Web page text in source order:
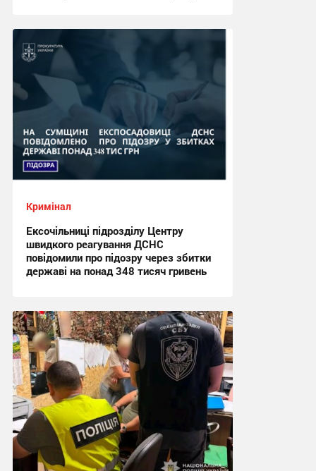
15:59, 6.08.2026
Кримінал
Ексочільниці підрозділу Центру
швидкого реагування ДСНС
повідомили про підозру через збитки
державі на понад 348 тисяч гривень
15:46, 3.08.2026